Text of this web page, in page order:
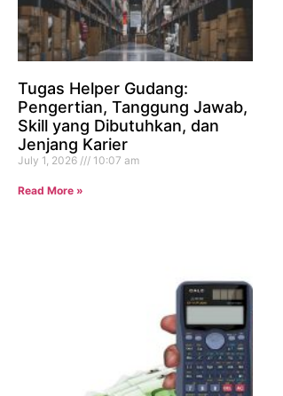
Tugas Helper Gudang:
Pengertian, Tanggung Jawab,
Skill yang Dibutuhkan, dan
Jenjang Karier
July 1, 2026 10:07 am
Read More »